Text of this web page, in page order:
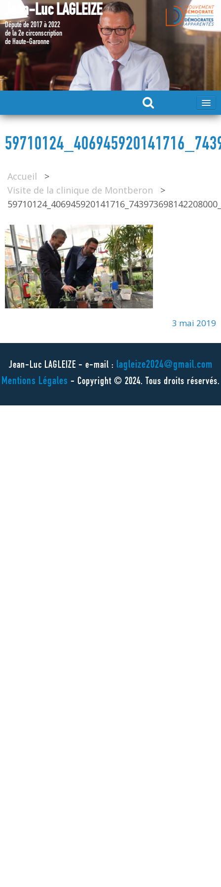
Jean-Luc LAGLEIZE
Député de 2017 à 2022
de la 2e circonscription
de Haute-Garonne
MA CANDIDATURE 2024
DÉPUTÉ 2017 – 2022
Accueil
>
Visite de la clinique de Montberon
>
3 mai 2019
Jean-Luc LAGLEIZE - e-mail : lagleize2024@gmail.com
Mentions Légales - Copyright © 2024. Tous droits réservés.